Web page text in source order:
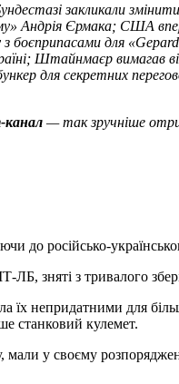
закликали
Андрія Єрмака; США
для
Штайнмаєр вимагав
для секретних
канал — так зручніше
до російсько-
ЛБ, зняті з тривалого
непридатними для
станковий кулемет.
мали у своєму